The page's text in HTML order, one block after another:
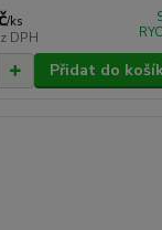
/ks
DPH
Přidat do